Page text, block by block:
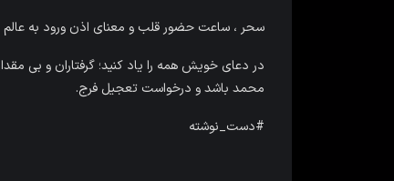
سحر ، ساعت حضور قلب و معنای اذن ورود به
در دعای خویش همه را یاد کنید؛ گرفتاران و بی
محمد باشد و درخواست تعجیل فرج.
#دست_نوشته